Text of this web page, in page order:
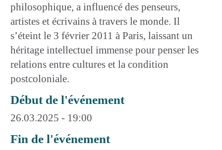
philosophique, a influencé des penseurs,
artistes et écrivains à travers le monde. Il
s’éteint le 3 février 2011 à Paris, laissant un
héritage intellectuel immense pour penser les
relations entre cultures et la condition
postcoloniale.
Début de l'événement
26.03.2025 - 19:00
Fin de l'événement